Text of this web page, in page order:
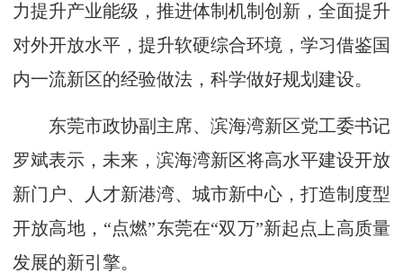
力提升产业能级，推进体制机制创新，全面提升
对外开放水平，提升软硬综合环境，学习借鉴国
内一流新区的经验做法，科学做好规划建设。
东莞市政协副主席、滨海湾新区党工委书记
罗斌表示，未来，滨海湾新区将高水平建设开放
新门户、人才新港湾、城市新中心，打造制度型
开放高地，“点燃”东莞在“双万”新起点上高质量
发展的新引擎。